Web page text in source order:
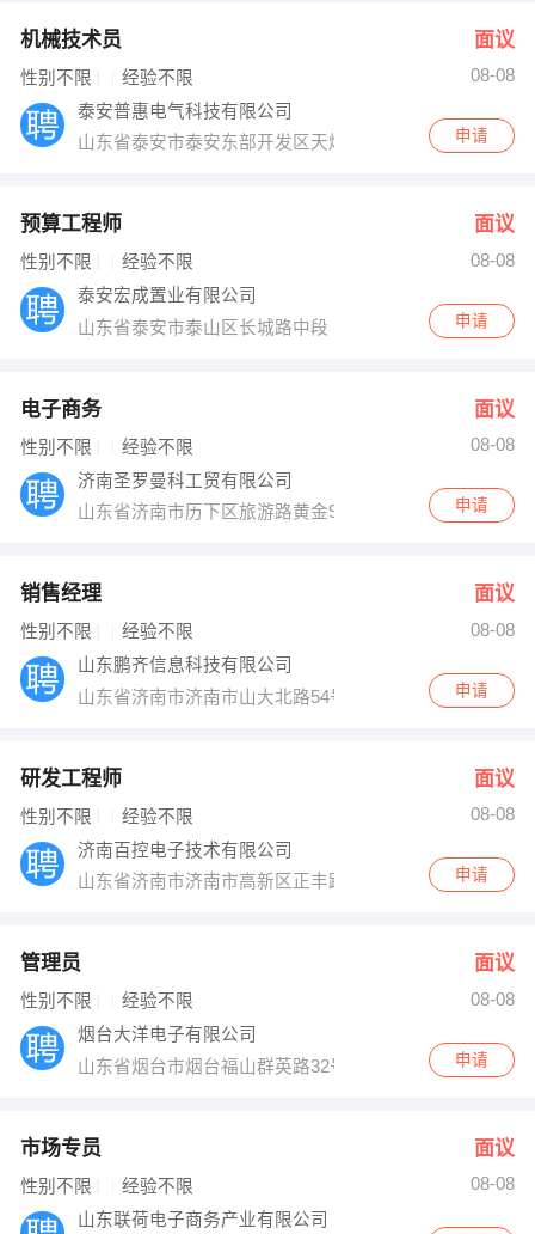
机械技术员 面议
性别不限 经验不限
08-08
泰安普惠电气科技有限公司
山东省泰安市泰安东部开发区天烛峰路南端
申请
预算工程师 面议
性别不限 经验不限
08-08
泰安宏成置业有限公司
山东省泰安市泰山区长城路中段
申请
电子商务 面议
性别不限 经验不限
08-08
济南圣罗曼科工贸有限公司
山东省济南市历下区旅游路黄金99景城18号楼7层申请
销售经理 面议
性别不限 经验不限
08-08
山东鹏齐信息科技有限公司
山东省济南市济南市山大北路54号
申请
研发工程师 面议
性别不限 经验不限
08-08
济南百控电子技术有限公司
山东省济南市济南市高新区正丰路554号济南环保科技园
申请
管理员 面议
性别不限 经验不限
08-08
烟台大洋电子有限公司
山东省烟台市烟台福山群英路32号
申请
市场专员 面议
性别不限 经验不限
08-08
山东联荷电子商务产业有限公司